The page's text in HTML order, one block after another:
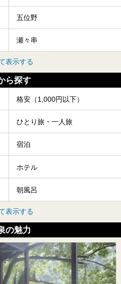
五位野
瀬々串
表示する
ら探す
格安（1,000円以下）
ひとり旅・一人旅
宿泊
ホテル
朝風呂
表示する
の魅力